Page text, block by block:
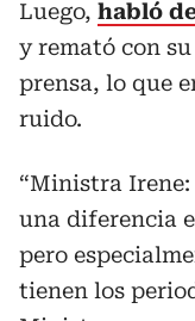
Luego, habló
y remató con
prensa, lo que
ruido.
“Ministra
una diferencia
pero
tienen los